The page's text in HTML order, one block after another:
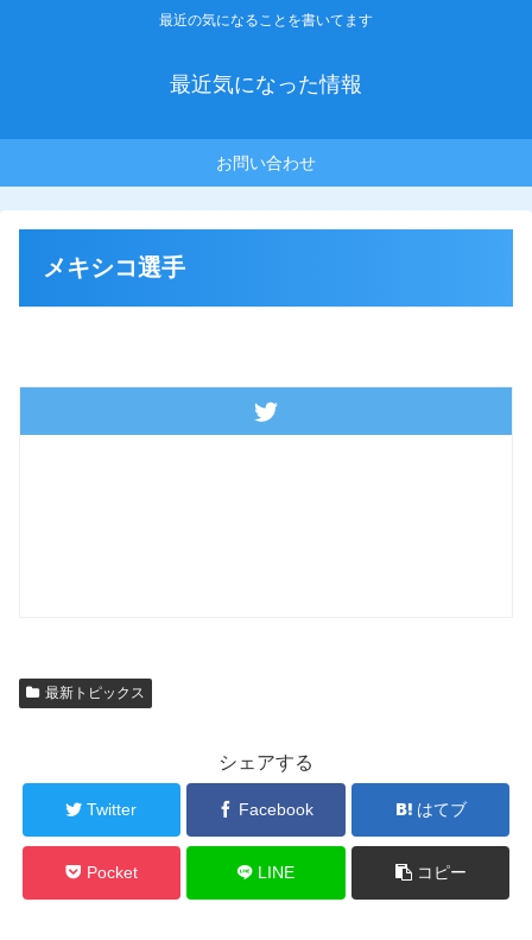
最近の気になることを書いてます
最近気になった情報
お問い合わせ
メキシコ選手
最新トピックス
シェアする
Twitter Facebook はてブ
Pocket LINE コピー